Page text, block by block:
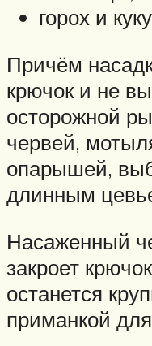
горох и
Причём
крючок и не
осторожной
червей,
опарышей,
длинным
Насаженный
закроет
останется
приманкой